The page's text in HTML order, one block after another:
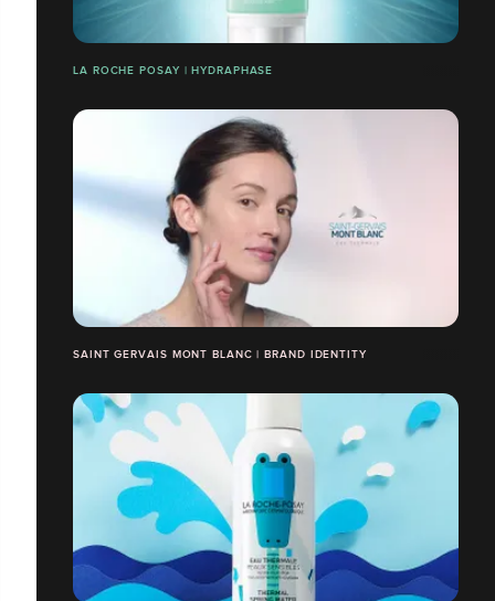
LA ROCHE POSAY | HYDRAPHASE
SAINT GERVAIS MONT BLANC | BRAND IDENTITY